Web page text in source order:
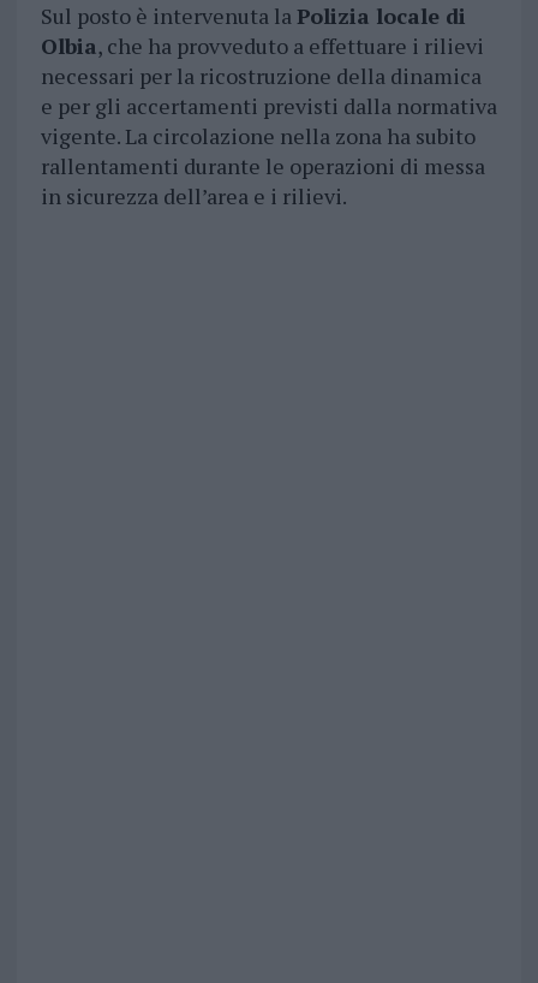
Sul posto è intervenuta laPolizia locale di
Olbia, che ha provveduto a effettuare i rilievi
necessari per la ricostruzione della dinamica
e per gli accertamenti previsti dalla normativa
vigente. La circolazione nella zona ha subito
rallentamenti durante le operazioni di messa
in sicurezza dell’area e i rilievi.